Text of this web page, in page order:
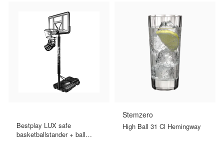
Bestplay LUX safe
basketballstander + ball
Stemzero
High Ball 31 Cl Hemingway